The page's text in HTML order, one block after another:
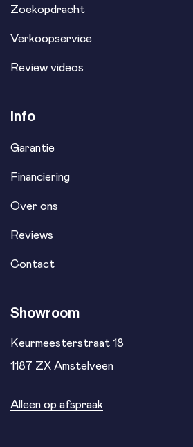
Zoekopdracht
Verkoopservice
Review videos
Info
Garantie
Financiering
Over ons
Reviews
Contact
Showroom
Keurmeesterstraat 18
1187 ZX Amstelveen
Alleen op afspraak